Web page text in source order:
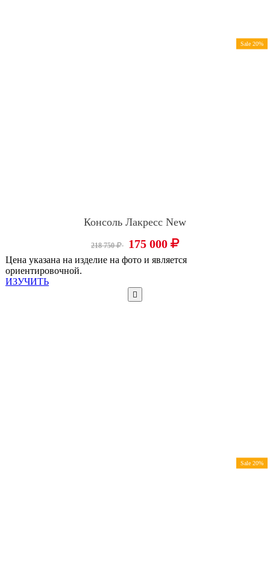
Sale 20%
Консоль Лакресс New
218 750 175 000
Цена указана на изделие на фото и является
ориентировочной.
ИЗУЧИТЬ
Sale 20%